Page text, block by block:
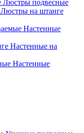
Люстры подвесные
Люстры на штанге
Настенные
Настенные на
Настенные